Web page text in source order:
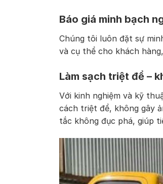
Báo giá minh bạch
Chúng tôi luôn đặt sự
và cụ thể cho khách
Làm sạch triệt để –
Với kinh nghiệm và kỹ
cách triệt để, không gây
tắc không đục phá, giúp